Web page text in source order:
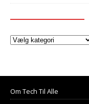
Om Tech Til Alle